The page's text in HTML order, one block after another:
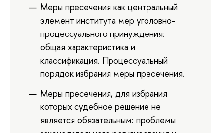
Меры пресечения как центральный
элемент института мер уголовно-
процессуального принуждения:
общая характеристика и
классификация. Процессуальный
порядок избрания меры пресечения.
Меры пресечения, для избрания
которых судебное решение не
является обязательным: проблемы